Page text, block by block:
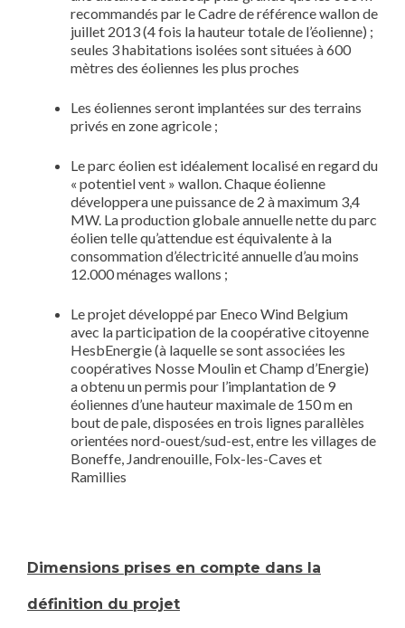
recommandés par le Cadre de référence wallon de
juillet 2013 (4 fois la hauteur totale de l’éolienne) ;
seules 3 habitations isolées sont situées à 600
mètres des éoliennes les plus proches
Les éoliennes seront implantées sur des terrains
privés en zone agricole ;
Le parc éolien est idéalement localisé en regard du
« potentiel vent » wallon. Chaque éolienne
développera une puissance de 2 à maximum 3,4
MW. La production globale annuelle nette du parc
éolien telle qu’attendue est équivalente à la
consommation d’électricité annuelle d’au moins
12.000 ménages wallons ;
Le projet développé par Eneco Wind Belgium
avec la participation de la coopérative citoyenne
HesbEnergie (à laquelle se sont associées les
coopératives Nosse Moulin et Champ d’Energie)
a obtenu un permis pour l’implantation de 9
éoliennes d’une hauteur maximale de 150 m en
bout de pale, disposées en trois lignes parallèles
orientées nord-ouest/sud-est, entre les villages de
Boneffe, Jandrenouille, Folx-les-Caves et
Ramillies
Dimensions prises en compte dans la
définition du projet